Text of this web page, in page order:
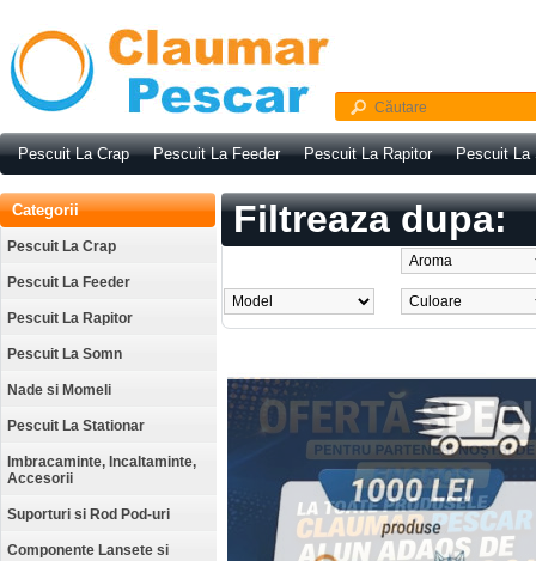
Pescuit La Crap Pescuit La Feeder Pescuit La Rapitor Pescuit La
Categorii
Pescuit La Crap
Pescuit La Feeder
Pescuit La Rapitor
Pescuit La Somn
Nade si Momeli
Pescuit La Stationar
Imbracaminte, Incaltaminte,
Accesorii
Suporturi si Rod Pod-uri
Componente Lansete si
Filtreaza dupa: